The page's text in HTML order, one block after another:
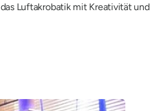
das Luftakrobatik mit Kreativität